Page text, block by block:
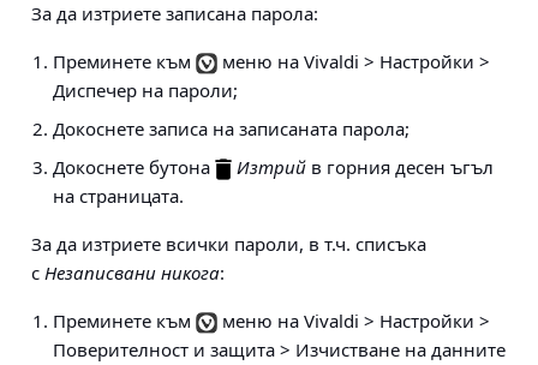
За да изтриете записана парола:
Преминете към
меню на Vivaldi > Настройки >
Диспечер на пароли;
Докоснете записа на записаната парола;
Докоснете бутона
Изтрий в горния десен ъгъл
на страницата.
За да изтриете всички пароли, в т.ч. списъка
с Незаписвани никога:
Преминете към
меню на Vivaldi > Настройки >
Поверителност и защита > Изчистване на данните